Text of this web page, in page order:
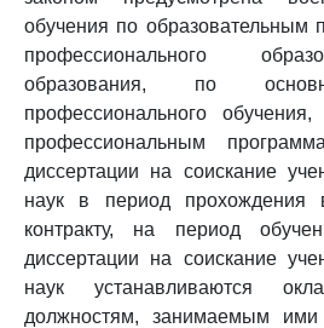
обучения по образовательным
профессионального
образования, по
профессионального
профессиональным
диссертации на соискание
наук в период прохождения
контракту, на период
диссертации на соискание
наук устанавливаются
должностям, занимаемым